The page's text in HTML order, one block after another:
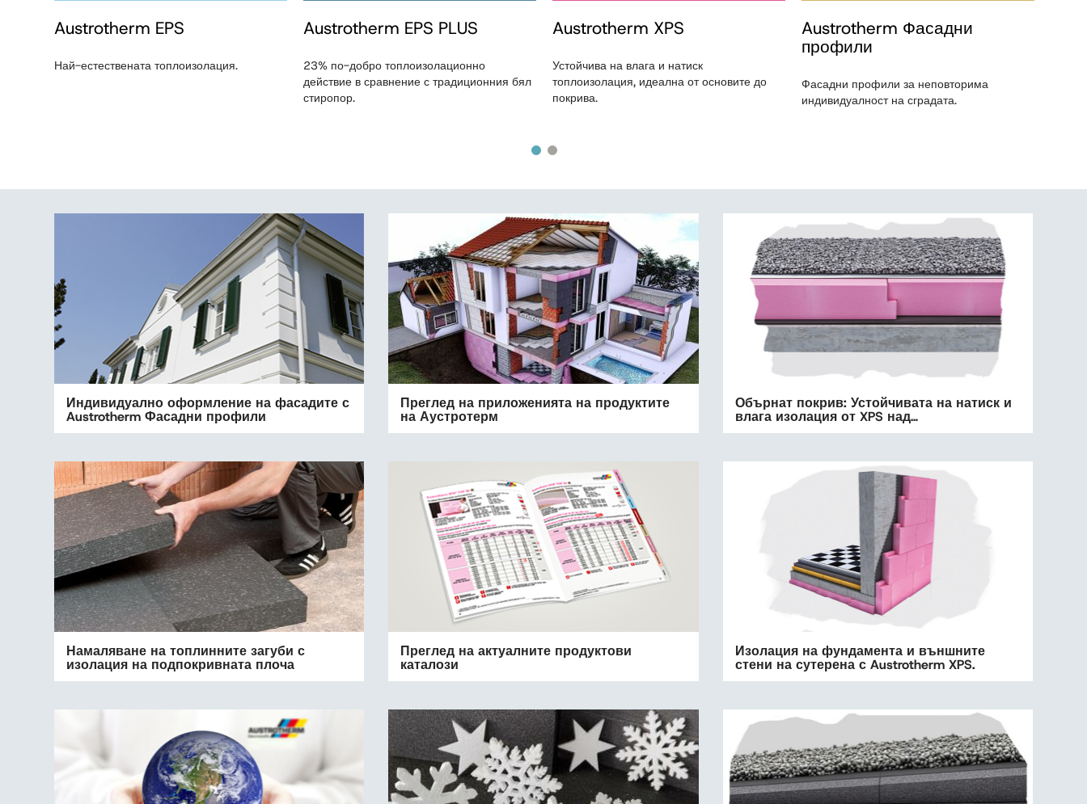
Austrotherm EPS
Най-естествената топлоизолация.
Austrotherm EPS PLUS
23% по-добро топлоизолационно
действие в сравнение с традиционния бял
стиропор.
Austrotherm XPS
Устойчива на влага и натиск
топлоизолация, идеална от основите до
покрива.
Austrotherm Фасадни
профили
Фасадни профили за неповторима
индивидуалност на сградата.
Индивидуално оформление на фасадите с
Austrotherm Фасадни профили
Преглед на приложенията на продуктите
на Аустротерм
Обърнат покрив: Устойчивата на натиск и
влага изолация от XPS над…
Намаляване на топлинните загуби с
изолация на подпокривната плоча
Преглед на актуалните продуктови
каталози
Изолация на фундамента и външните
стени на сутерена с Austrotherm XPS.